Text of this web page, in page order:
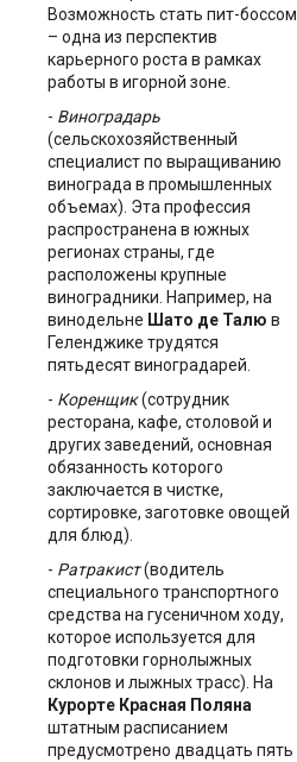
Возможность стать пит-боссом
– одна из перспектив
карьерного роста в рамках
работы в игорной зоне.
- Виноградарь
(сельскохозяйственный
специалист по выращиванию
винограда в промышленных
объемах). Эта профессия
распространена в южных
регионах страны, где
расположены крупные
виноградники. Например, на
винодельне Шато де Талю в
Геленджике трудятся
пятьдесят виноградарей.
- Коренщик(сотрудник
ресторана, кафе, столовой и
других заведений, основная
обязанность которого
заключается в чистке,
сортировке, заготовке овощей
для блюд).
- Ратракист(водитель
специального транспортного
средства на гусеничном ходу,
которое используется для
подготовки горнолыжных
склонов и лыжных трасс). На
Курорте Красная Поляна
штатным расписанием
предусмотрено двадцать пять